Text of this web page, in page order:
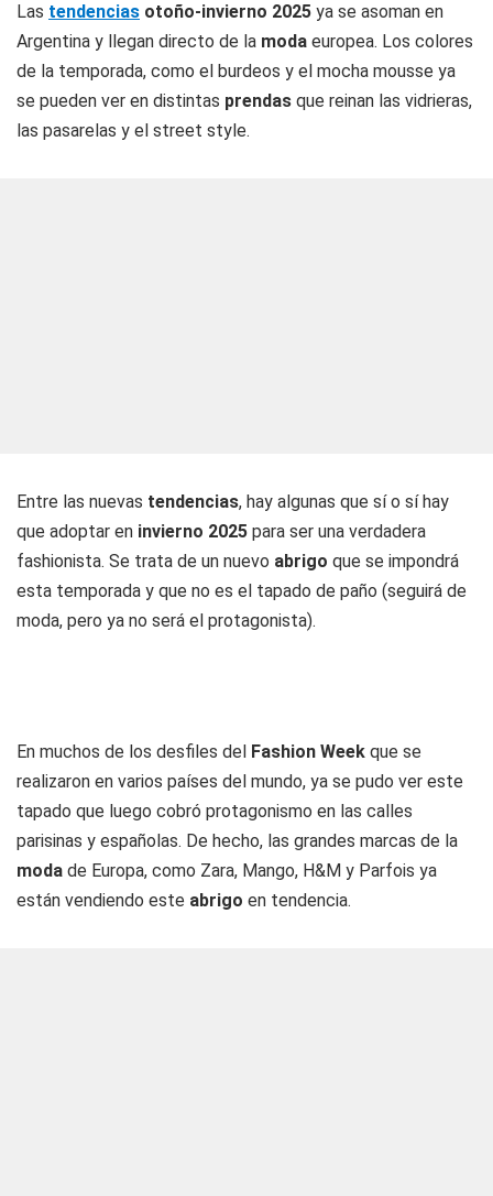
Las tendencias otoño-invierno 2025 ya se asoman en
Argentina y llegan directo de la moda europea. Los colores
de la temporada, como el burdeos y el mocha mousse ya
se pueden ver en distintas prendas que reinan las vidrieras,
las pasarelas y el street style.
Entre las nuevas tendencias, hay algunas que sí o sí hay
que adoptar en invierno 2025 para ser una verdadera
fashionista. Se trata de un nuevo abrigo que se impondrá
esta temporada y que no es el tapado de paño (seguirá de
moda, pero ya no será el protagonista).
En muchos de los desfiles del Fashion Week que se
realizaron en varios países del mundo, ya se pudo ver este
tapado que luego cobró protagonismo en las calles
parisinas y españolas. De hecho, las grandes marcas de la
moda de Europa, como Zara, Mango, H&M y Parfois ya
están vendiendo este abrigo en tendencia.